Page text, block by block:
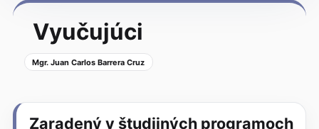
Vyučujúci
Mgr. Juan Carlos Barrera Cruz
Zaradený v študijných programoch